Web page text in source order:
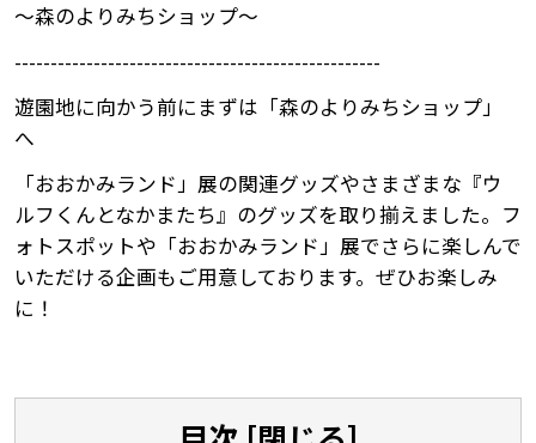
～森のよりみちショップ～
---------------------------------------------------
遊園地に向かう前にまずは「森のよりみちショップ」
へ
「おおかみランド」展の関連グッズやさまざまな『ウ
ルフくんとなかまたち』のグッズを取り揃えました。フ
ォトスポットや「おおかみランド」展でさらに楽しんで
いただける企画もご用意しております。ぜひお楽しみ
に！